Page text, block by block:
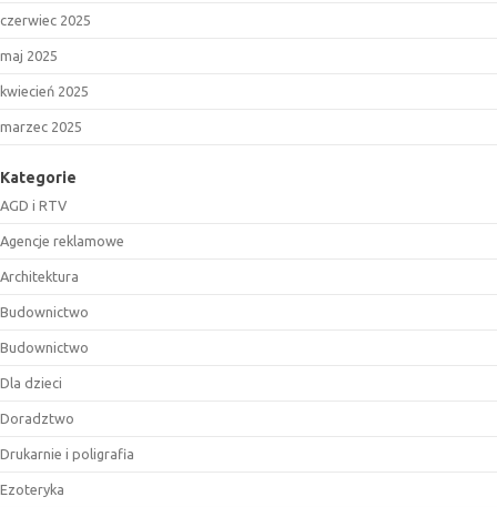
czerwiec 2025
maj 2025
kwiecień 2025
marzec 2025
Kategorie
AGD i RTV
Agencje reklamowe
Architektura
Budownictwo
Budownictwo
Dla dzieci
Doradztwo
Drukarnie i poligrafia
Ezoteryka